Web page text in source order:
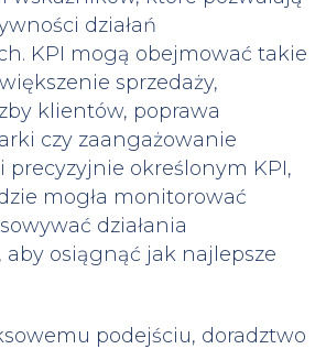
działań
KPI mogą obejmować takie
sprzedaży,
klientów, poprawa
czy zaangażowanie
precyzyjnie określonym KPI,
mogła monitorować
działania
osiągnąć jak najlepsze
podejściu, doradztwo